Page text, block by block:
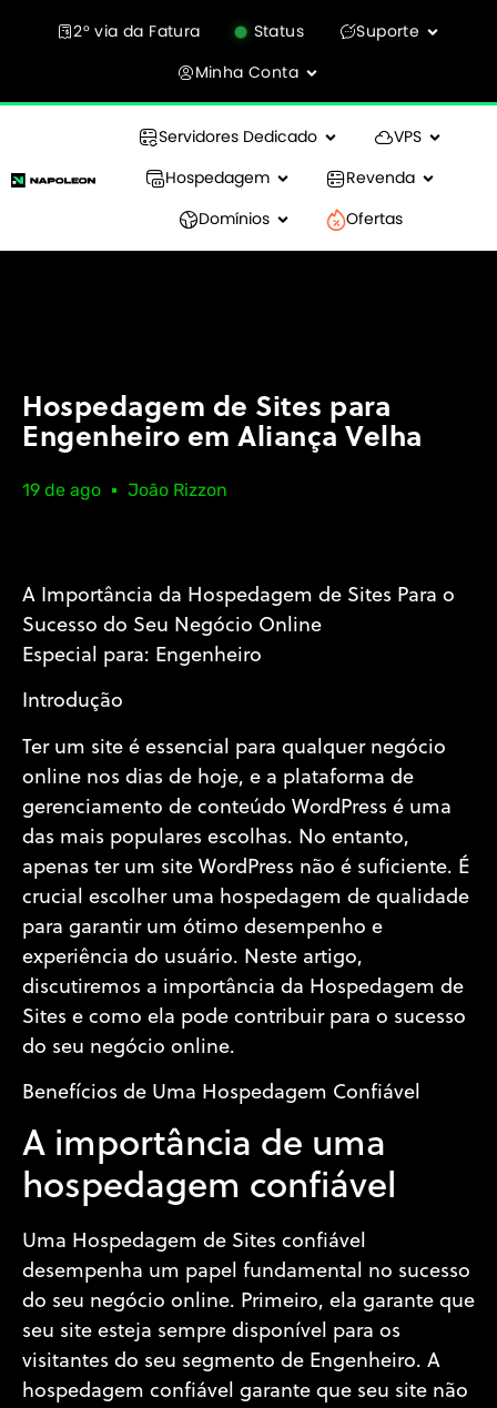
2° via da Fatura Status
Suporte
Minha Conta
Servidores Dedicado
VPS
Hospedagem
Revenda
Domínios
Ofertas
Hospedagem de Sites para
Engenheiro em Aliança Velha
19 de ago João Rizzon
A Importância da Hospedagem de Sites Para o
Sucesso do Seu Negócio Online
Especial para: Engenheiro
Introdução
Ter um site é essencial para qualquer negócio
online nos dias de hoje, e a plataforma de
gerenciamento de conteúdo WordPress é uma
das mais populares escolhas. No entanto,
apenas ter um site WordPress não é suficiente. É
crucial escolher uma hospedagem de qualidade
para garantir um ótimo desempenho e
experiência do usuário. Neste artigo,
discutiremos a importância da Hospedagem de
Sites e como ela pode contribuir para o sucesso
do seu negócio online.
Benefícios de Uma Hospedagem Confiável
A importância de uma
hospedagem confiável
Uma Hospedagem de Sites confiável
desempenha um papel fundamental no sucesso
do seu negócio online. Primeiro, ela garante que
seu site esteja sempre disponível para os
visitantes do seu segmento de Engenheiro. A
hospedagem confiável garante que seu site não